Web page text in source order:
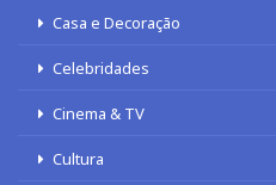
Casa e Decoração
Celebridades
Cinema & TV
Cultura